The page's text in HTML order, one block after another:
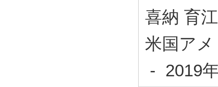
喜納 育江
米国ア
- 2019